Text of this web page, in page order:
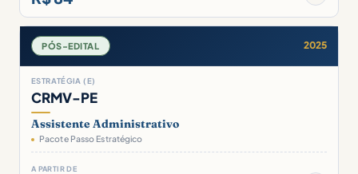
PÓS-EDITAL 2025
ESTRATÉGIA (E)
CRMV-PE
Assistente Administrativo
Pacote Passo Estratégico
A PARTIR DE